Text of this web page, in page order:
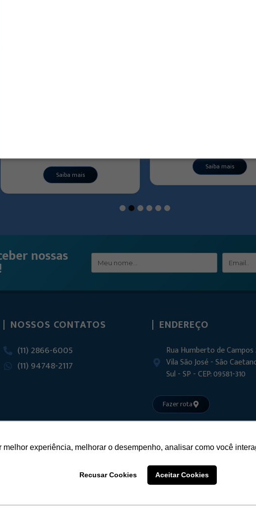
experiência, melhorar o desempenho, analisar como você
Recusar Cookies Aceitar Cookies
Saiba mais
Saiba mais
4 5 6
nossas
NOSSOS CONTATOS
(11) 2866-6005
(11) 94748-2117
ENDEREÇO
Rua Humberto de Campos
Vila São José - São
Sul - SP - CEP: 09581-310
Fazer rota